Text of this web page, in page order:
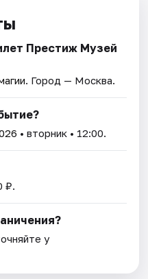
Престиж Музей
. Город — Москва.
• вторник • 12:00.
₽.
у